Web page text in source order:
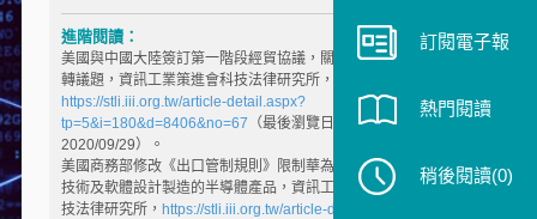
進階閱讀：
美國與中國大陸簽訂第一階段經貿協議，關注智財及技
轉議題，資訊工業策進會科技法律研究所，
https://stli.iii.org.tw/article-detail.aspx?
tp=5&i=180&d=8406&no=67 （最後瀏覽日：
2020/09/29）。
美國商務部修改《出口管制規則》限制華為取得由美國
技術及軟體設計製造的半導體產品，資訊工業策進會科
技法律研究所， https://stli.iii.org.tw/article-detail.aspx?
訂閱電子報
熱門閱讀
稍後閱讀(0)